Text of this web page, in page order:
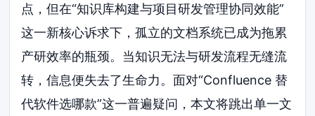
点，但在“知识库构建与项目研发管理协同效能”
这一新核心诉求下，孤立的文档系统已成为拖累
产研效率的瓶颈。当知识无法与研发流程无缝流
转，信息便失去了生命力。面对“Confluence 替
代软件选哪款”这一普遍疑问，本文将跳出单一文